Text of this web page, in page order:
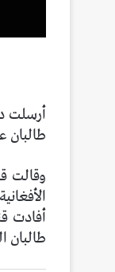
أرسلت
طالبان
وقالت
أفادت
طالبان